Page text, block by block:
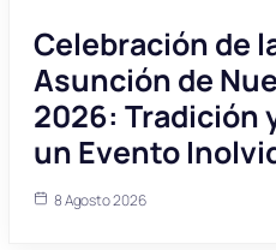
Celebración de
Asunción de
2026: Tradición
un Evento
8 Agosto 2026